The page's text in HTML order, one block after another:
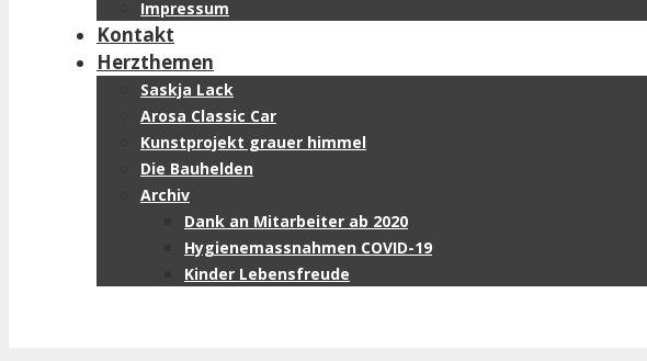
Impressum
Kontakt
Herzthemen
Saskja Lack
Arosa Classic Car
Kunstprojekt grauer himmel
Die Bauhelden
Archiv
Dank an Mitarbeiter ab 2020
Hygienemassnahmen COVID-19
Kinder Lebensfreude